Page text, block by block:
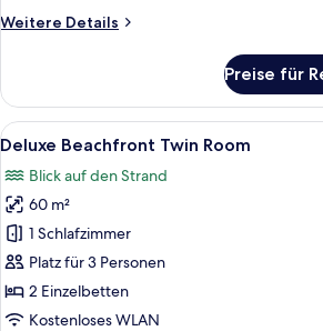
Room
Weitere Details
Weitere
Suite
Pool
Access
Room
Preise für
Alle
Fotos
für
Deluxe
Beachfront
Twin
Room
anzeigen
Ein
12
Deluxe Beachfront Twin Room
Blick auf den Strand
60 m²
1 Schlafzimmer
Platz für 3 Personen
2 Einzelbetten
Kostenloses WLAN